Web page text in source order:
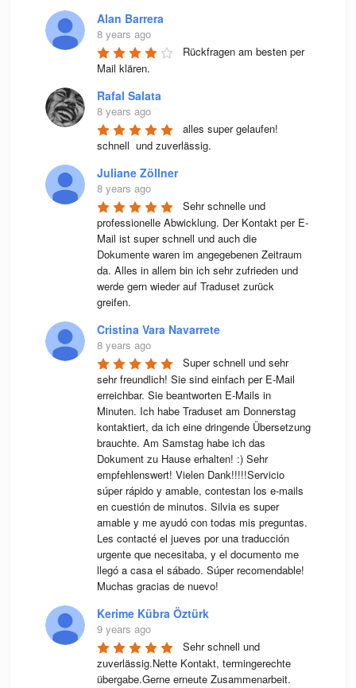
Alan Barrera
8 years ago
Rückfragen am besten per
Mail klären.
Rafal Salata
8 years ago
alles super gelaufen!
schnell  und zuverlässig.
Juliane Zöllner
8 years ago
Sehr schnelle und
professionelle Abwicklung. Der Kontakt per E-
Mail ist super schnell und auch die
Dokumente waren im angegebenen Zeitraum
da. Alles in allem bin ich sehr zufrieden und
werde gern wieder auf Traduset zurück
greifen.
Cristina Vara Navarrete
8 years ago
Super schnell und sehr
sehr freundlich! Sie sind einfach per E-Mail
erreichbar. Sie beantworten E-Mails in
Minuten. Ich habe Traduset am Donnerstag
kontaktiert, da ich eine dringende Übersetzung
brauchte. Am Samstag habe ich das
Dokument zu Hause erhalten! :) Sehr
empfehlenswert! Vielen Dank!!!!!Servicio
súper rápido y amable, contestan los e-mails
en cuestión de minutos. Silvia es super
amable y me ayudó con todas mis preguntas.
Les contacté el jueves por una traducción
urgente que necesitaba, y el documento me
llegó a casa el sábado. Súper recomendable!
Muchas gracias de nuevo!
Kerime Kübra Öztürk
9 years ago
Sehr schnell und
zuverlässig.Nette Kontakt, termingerechte
übergabe.Gerne erneute Zusammenarbeit.